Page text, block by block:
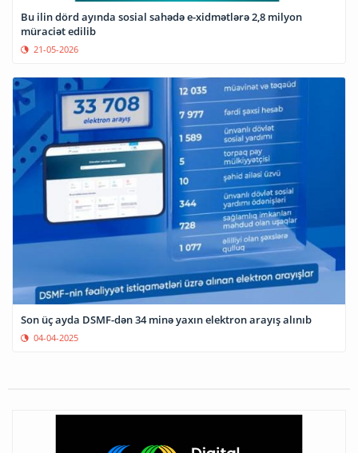
Bu ilin dörd ayında sosial sahədə e-xidmətlərə 2,8 milyon
müraciət edilib
21-05-2026
Son üç ayda DSMF-dən 34 minə yaxın elektron arayış alınıb
04-04-2025